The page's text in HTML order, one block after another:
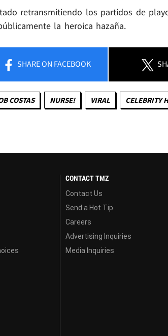
retransmitiendo los partidos de
la heroica hazaña.
SHAREON FACEBOOK
COSTAS NURSE! VIRAL CELEBRITY
CONTACT TMZ
Contact Us
Send a Hot Tip
Careers
Advertising Inquiries
Media Inquiries